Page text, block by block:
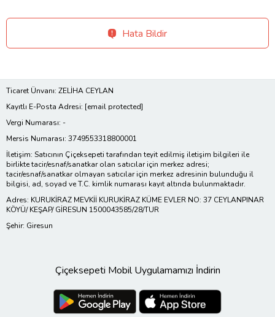
Hata Bildir
Ticaret Ünvanı: ZELİHA CEYLAN
Kayıtlı E-Posta Adresi: [email protected]
Vergi Numarası: -
Mersis Numarası: 3749553318800001
İletişim: Satıcının Çiçeksepeti tarafından teyit edilmiş iletişim bilgileri ile
birlikte tacir/esnaf/sanatkar olan satıcılar için merkez adresi;
tacir/esnaf/sanatkar olmayan satıcılar için merkez adresinin bulunduğu il
bilgisi, ad, soyad ve T.C. kimlik numarası kayıt altında bulunmaktadır.
Adres: KURUKİRAZ MEVKİİ KURUKİRAZ KÜME EVLER NO: 37 CEYLANPINAR
KÖYÜ/ KEŞAP/ GİRESUN 1500043585/28/TUR
Şehir: Giresun
Çiçeksepeti Mobil Uygulamamızı İndirin